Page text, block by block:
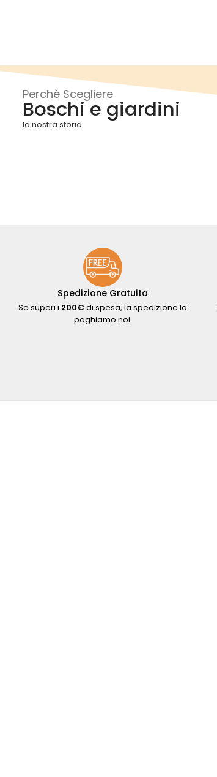
Perchè Scegliere
Boschi e giardini
la nostra storia
Spedizione Gratuita
Se superi i 200€ di spesa, la spedizione la
paghiamo noi.